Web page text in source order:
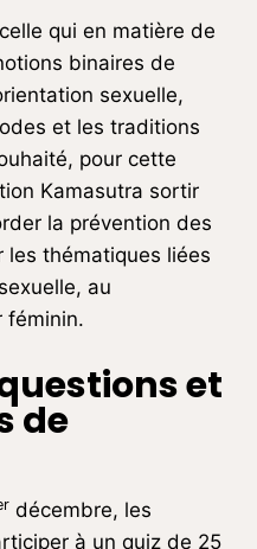
qui en matière de
binaires de
sexuelle,
et les traditions
pour cette
Kamasutra sortir
la prévention des
les thématiques liées
au
féminin.
et
de
décembre, les
à un quiz de 25